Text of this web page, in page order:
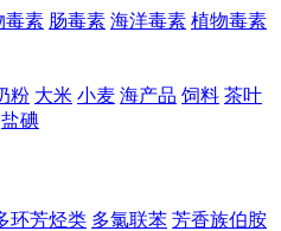
毒素 肠毒素 海洋毒素 植物毒素
粉 大米 小麦 海产品 饲料 茶叶
盐碘
环芳烃类 多氯联苯 芳香族伯胺